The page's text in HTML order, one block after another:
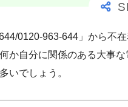
0120-963-644」から不
か自分に関係のある大事
いでしょう。